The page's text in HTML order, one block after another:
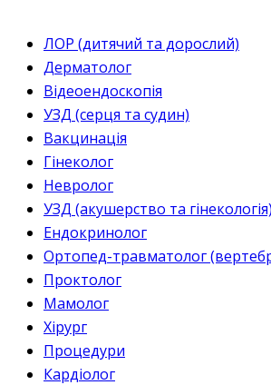
ЛОР (дитячий та дорослий)
Дерматолог
Відеоендоскопія
УЗД (серця та судин)
Вакцинація
Гінеколог
Невролог
УЗД (акушерство та гінекологія)
Ендокринолог
Ортопед-травматолог
Проктолог
Мамолог
Хірург
Процедури
Кардіолог